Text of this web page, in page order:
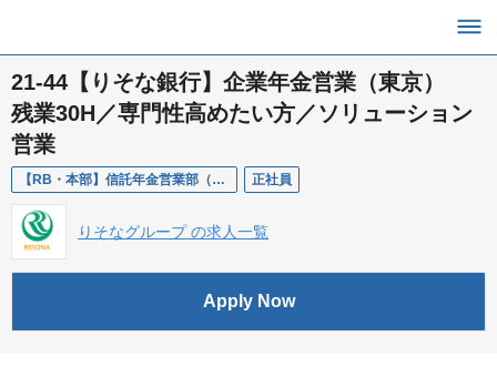
21-44【りそな銀行】企業年金営業（東京）
残業30H／専門性高めたい方／ソリューション
営業
【RB・本部】信託年金営業部（東京）/企業年金営業 正社員
りそなグループ の求人一覧
Apply Now